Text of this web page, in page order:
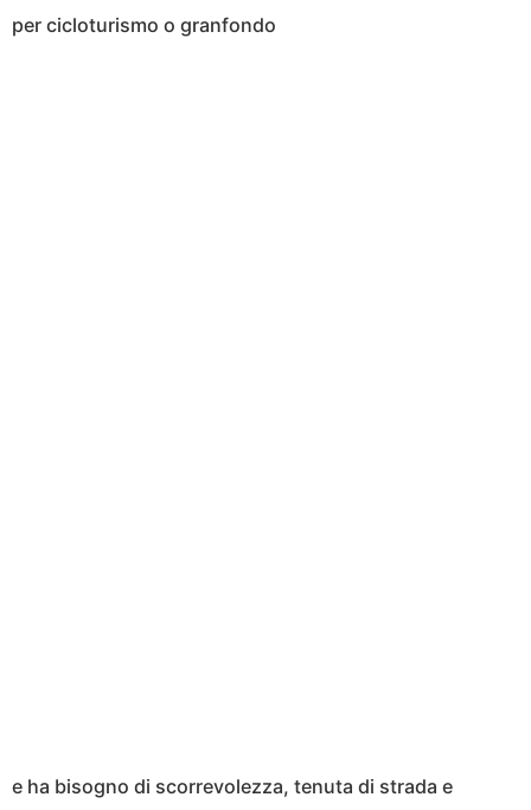
per cicloturismo o granfondo
e ha bisogno di scorrevolezza, tenuta di strada e